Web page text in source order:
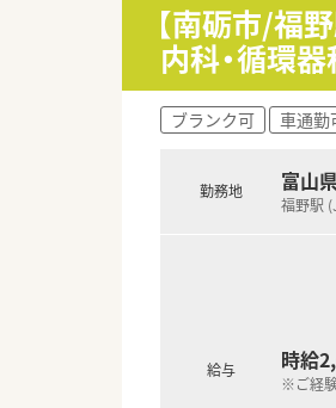
【南砺市/福
内科・循環
ブランク可 車通勤
勤務地 富山
福野駅
給与 時給
※ご経